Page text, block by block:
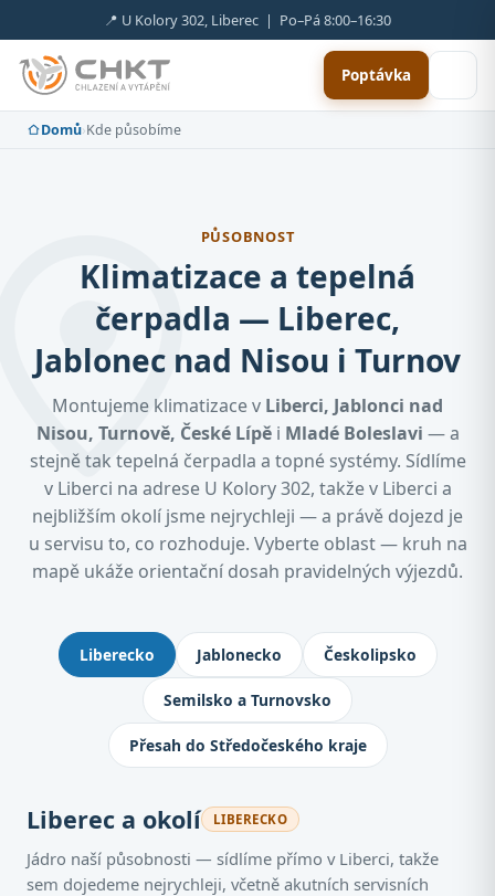
📍 U Kolory 302, Liberec | Po–Pá 8:00–16:30
Poptávka
Domů›Kde působíme
PŮSOBNOST
Klimatizace a tepelná
čerpadla — Liberec,
Jablonec nad Nisou i Turnov
Montujeme klimatizace v Liberci, Jablonci nad
Nisou, Turnově, České Lípěi Mladé Boleslavi — a
stejně tak tepelná čerpadla a topné systémy. Sídlíme
v Liberci na adrese U Kolory 302, takže v Liberci a
nejbližším okolí jsme nejrychleji — a právě dojezd je
u servisu to, co rozhoduje. Vyberte oblast — kruh na
mapě ukáže orientační dosah pravidelných výjezdů.
Kde montujeme klimatizace:
Liberecko Jablonecko Českolipsko
Semilsko a Turnovsko
Přesah do Středočeského kraje
Liberec a okolí LIBERECKO
Jádro naší působnosti — sídlíme přímo v Liberci, takže
sem dojedeme nejrychleji, včetně akutních servisních